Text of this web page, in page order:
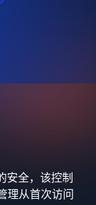
安全，该控制
理从首次访问